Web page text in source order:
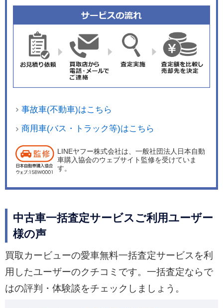
事故車(不動車)はこちら
商用車(バス・トラック等)はこちら
LINEヤフー株式会社は、一般社団法人日本自動
車購入協会のウェブサイト監修を受けていま
す。
中古車一括査定サービスご利用ユーザー
様の声
買取カービューの愛車無料一括査定サービスを利
用したユーザーのクチコミです。一括査定ならで
はの評判・体験談をチェックしましょう。